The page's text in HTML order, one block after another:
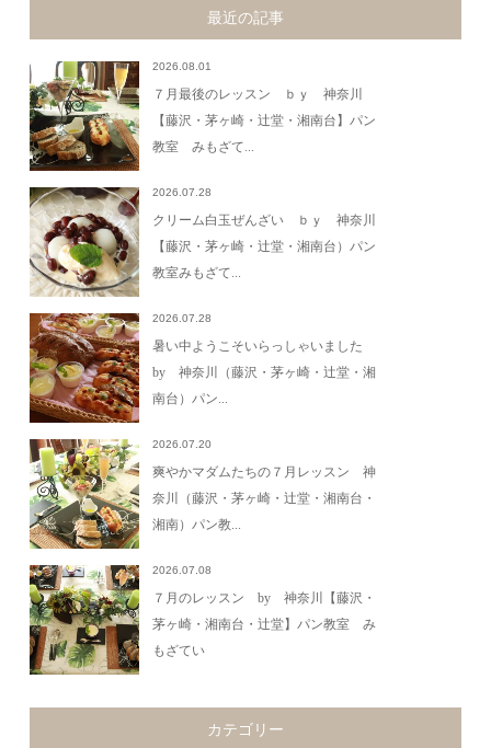
最近の記事
2026.08.01
７月最後のレッスン ｂｙ 神奈川
【藤沢・茅ヶ崎・辻堂・湘南台】パン
教室 みもざて...
2026.07.28
クリーム白玉ぜんざい ｂｙ 神奈川
【藤沢・茅ヶ崎・辻堂・湘南台）パン
教室みもざて...
2026.07.28
暑い中ようこそいらっしゃいました
by 神奈川（藤沢・茅ヶ崎・辻堂・湘
南台）パン...
2026.07.20
爽やかマダムたちの７月レッスン 神
奈川（藤沢・茅ヶ崎・辻堂・湘南台・
湘南）パン教...
2026.07.08
７月のレッスン by 神奈川【藤沢・
茅ヶ崎・湘南台・辻堂】パン教室 み
もざてい
カテゴリー